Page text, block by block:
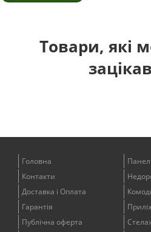
Товари, які
Головна
Контакти
Доставка і Оплата
Гарантія
Публічна оферта